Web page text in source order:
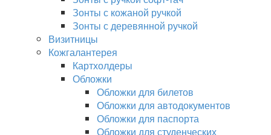
Зонты с кожаной ручкой
Зонты с деревянной ручкой
Визитницы
Кожгалантерея
Картхолдеры
Обложки
Обложки для билетов
Обложки для автодокументов
Обложки для паспорта
Обложки для студенческих